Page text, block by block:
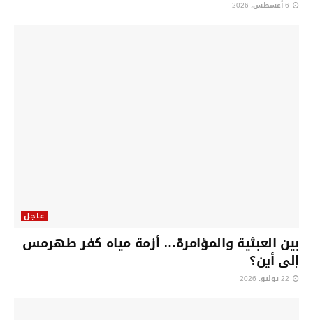
عاجل
بين العبثية والمؤامرة… أزمة مياه كفر طهرمس
إلى أين؟